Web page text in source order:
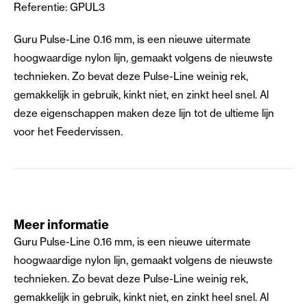
Referentie: GPUL3
Guru Pulse-Line 0.16 mm, is een nieuwe uitermate
hoogwaardige nylon lijn, gemaakt volgens de nieuwste
technieken. Zo bevat deze Pulse-Line weinig rek,
gemakkelijk in gebruik, kinkt niet, en zinkt heel snel. Al
deze eigenschappen maken deze lijn tot de ultieme lijn
voor het Feedervissen.
Meer informatie
Guru Pulse-Line 0.16 mm, is een nieuwe uitermate
hoogwaardige nylon lijn, gemaakt volgens de nieuwste
technieken. Zo bevat deze Pulse-Line weinig rek,
gemakkelijk in gebruik, kinkt niet, en zinkt heel snel. Al